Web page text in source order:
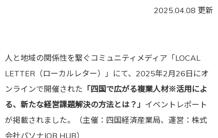
2025.04.08 更新
人と地域の関係性を繋ぐコミュニティメディア「LOCAL
LETTER（ローカルレター）」にて、2025年2月26日にオ
ンラインで開催された 「四国で広がる複業人材※活用によ
る、新たな経営課題解決の方法とは？」 イベントレポート
が掲載されました。（主催：四国経済産業局、運営：株式
会社パソナJOB HUB）